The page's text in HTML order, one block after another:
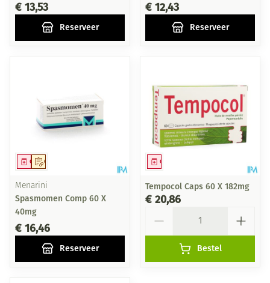
€ 13,53
Reserveer
€ 12,43
Reserveer
Op voorschrift
Geneesmiddel
Menarini
Spasmomen Comp 60 X
40mg
€ 16,46
Reserveer
Geneesmiddel
Tempocol Caps 60 X 182mg
€ 20,86
Bestel